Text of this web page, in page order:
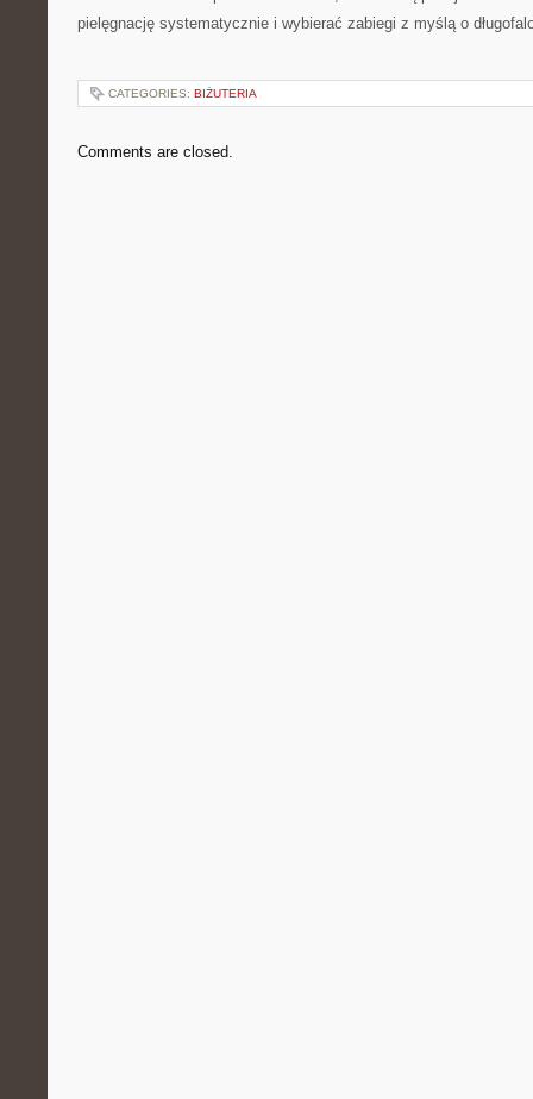
pielęgnację systematycznie i wybierać zabiegi z myślą o
CATEGORIES: BIŻUTERIA
Comments are closed.